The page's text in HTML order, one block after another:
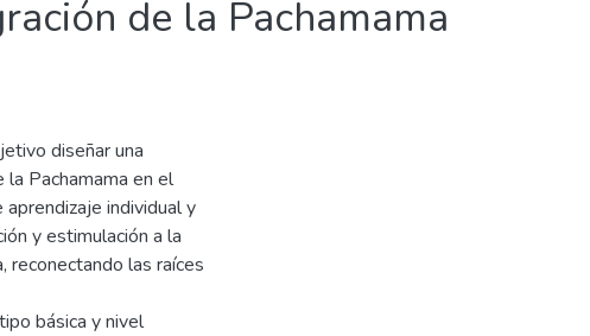
de la Pachamama
diseñar una
Pachamama en el
individual y
y estimulación a la
reconectando las raíces
básica y nivel